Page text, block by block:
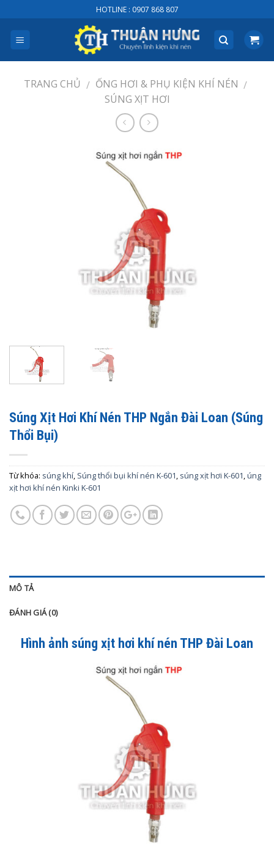
to
content
HOTLINE : 0907 868 807
TRANG CHỦ / ỐNG HƠI & PHỤ KIỆN KHÍ NÉN /
SÚNG XỊT HƠI
Súng Xịt Hơi Khí Nén THP Ngắn Đài Loan (Súng
Thổi Bụi)
Từ khóa: súng khí, Súng thổi bụi khí nén K-601, súng xịt hơi K-601,úng
xịt hơi khí nén Kinki K-601
MÔ TẢ
ĐÁNH GIÁ (0)
Hình ảnh súng xịt hơi khí nén THP Đài Loan